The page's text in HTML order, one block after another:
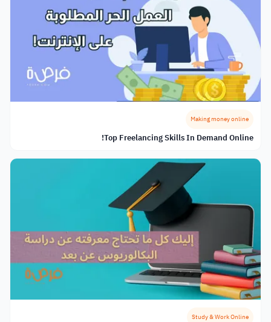
Making money online
Top Freelancing Skills In Demand Online!
Study & Work Online